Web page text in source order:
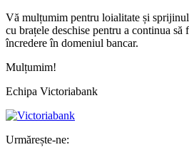
Vă mulțumim pentru loialitate și
cu brațele deschise pentru a continua
încredere în domeniul bancar.
Mulțumim!
Echipa Victoriabank
Urmărește-ne: